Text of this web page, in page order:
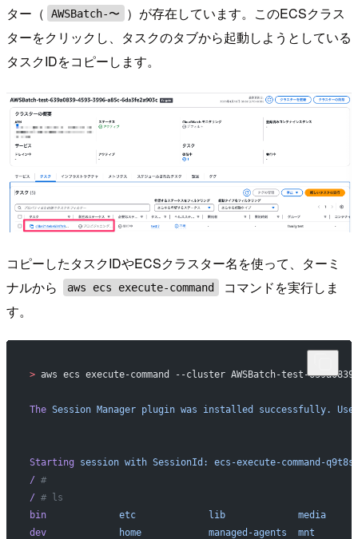
ター（ AWSBatch-〜
）が存在しています。このECSクラス
ターをクリックし、タスクのタブから起動しようとしている
タスクIDをコピーします。
コピーしたタスクIDやECSクラスター名を使って、ターミ
ナルから
aws ecs execute-command
コマンドを実行しま
す。
> aws ecs execute-command --cluster AWSBatch-test-
The Session Manager plugin was installed successfully. Use
Starting session with SessionId:
ecs-execute-command-
/ #
/ # ls
bin
             etc
             lib
             media
dev
             home
            managed-agents
  mnt